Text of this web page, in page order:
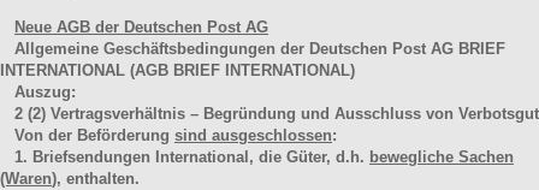
Neue AGB der Deutschen Post AG
Allgemeine Geschäftsbedingungen der Deutschen Post AG BRIEF
INTERNATIONAL (AGB BRIEF INTERNATIONAL)
Auszug:
2 (2) Vertragsverhältnis – Begründung und Ausschluss von Verbotsgut
Von der Beförderung sind ausgeschlossen:
1. Briefsendungen International, die Güter, d.h. bewegliche Sachen
(Waren), enthalten.